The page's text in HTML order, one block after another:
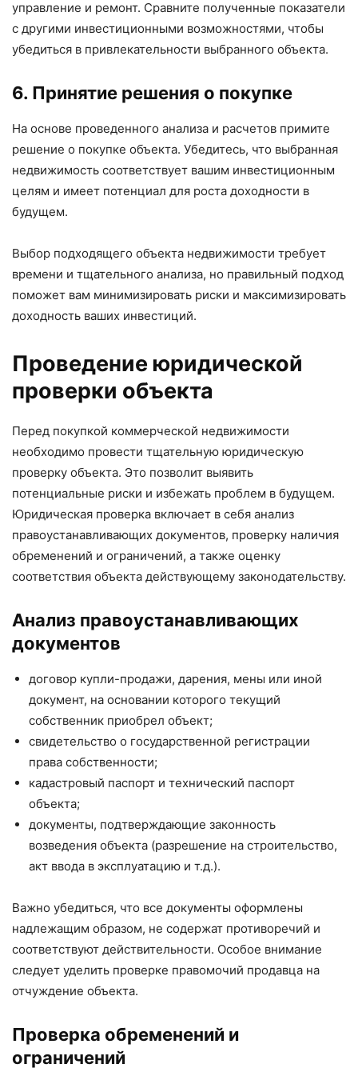
управление и ремонт. Сравните полученные показатели
с другими инвестиционными возможностями, чтобы
убедиться в привлекательности выбранного объекта.
6. Принятие решения о покупке
На основе проведенного анализа и расчетов примите
решение о покупке объекта. Убедитесь, что выбранная
недвижимость соответствует вашим инвестиционным
целям и имеет потенциал для роста доходности в
будущем.
Выбор подходящего объекта недвижимости требует
времени и тщательного анализа, но правильный подход
поможет вам минимизировать риски и максимизировать
доходность ваших инвестиций.
Проведение юридической
проверки объекта
Перед покупкой коммерческой недвижимости
необходимо провести тщательную юридическую
проверку объекта. Это позволит выявить
потенциальные риски и избежать проблем в будущем.
Юридическая проверка включает в себя анализ
правоустанавливающих документов, проверку наличия
обременений и ограничений, а также оценку
соответствия объекта действующему законодательству.
Анализ правоустанавливающих
документов
договор купли-продажи, дарения, мены или иной
документ, на основании которого текущий
собственник приобрел объект;
свидетельство о государственной регистрации
права собственности;
кадастровый паспорт и технический паспорт
объекта;
документы, подтверждающие законность
возведения объекта (разрешение на строительство,
акт ввода в эксплуатацию и т.д.).
Важно убедиться, что все документы оформлены
надлежащим образом, не содержат противоречий и
соответствуют действительности. Особое внимание
следует уделить проверке правомочий продавца на
отчуждение объекта.
Проверка обременений и
ограничений